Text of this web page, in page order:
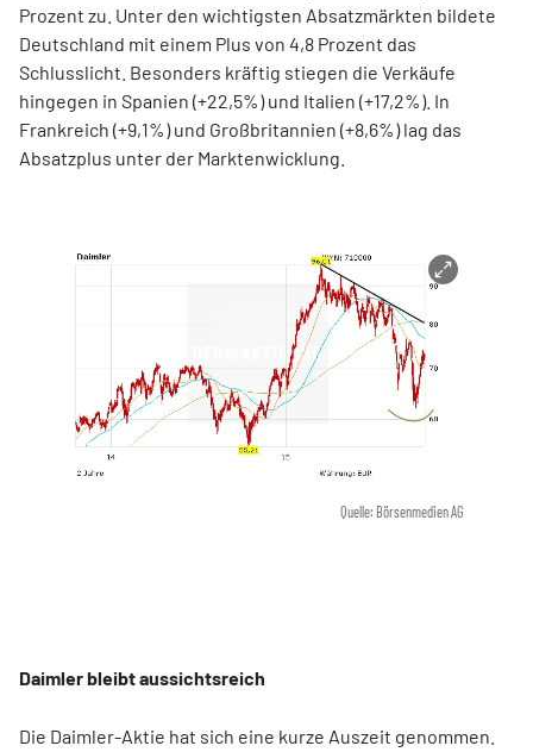
Prozent zu. Unter den wichtigsten Absatzmärkten bildete
Deutschland mit einem Plus von 4,8 Prozent das
Schlusslicht. Besonders kräftig stiegen die Verkäufe
hingegen in Spanien (+22,5%) und Italien (+17,2%). In
Frankreich (+9,1%) und Großbritannien (+8,6%) lag das
Absatzplus unter der Marktenwicklung.
Quelle: Börsenmedien AG
Daimler bleibt aussichtsreich
Die Daimler-Aktie hat sich eine kurze Auszeit genommen.